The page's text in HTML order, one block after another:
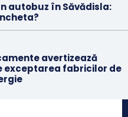
autobuz în Săvădisla:
avertizează
exceptarea fabricilor de